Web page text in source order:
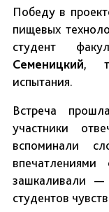
Победу в
пищевых
студент
Семеницкий,
испытания.
Встреча
участники
вспоминали
зашкаливали —
студентов